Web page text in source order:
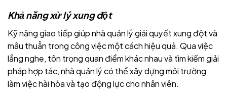
Khả năng xử lý xung đột
Kỹ năng giao tiếp giúp nhà quản lý giải quyết xung đột và
mâu thuẫn trong công việc một cách hiệu quả. Qua việc
lắng nghe, tôn trọng quan điểm khác nhau và tìm kiếm giải
pháp hợp tác, nhà quản lý có thể xây dựng môi trường
làm việc hài hòa và tạo động lực cho nhân viên.